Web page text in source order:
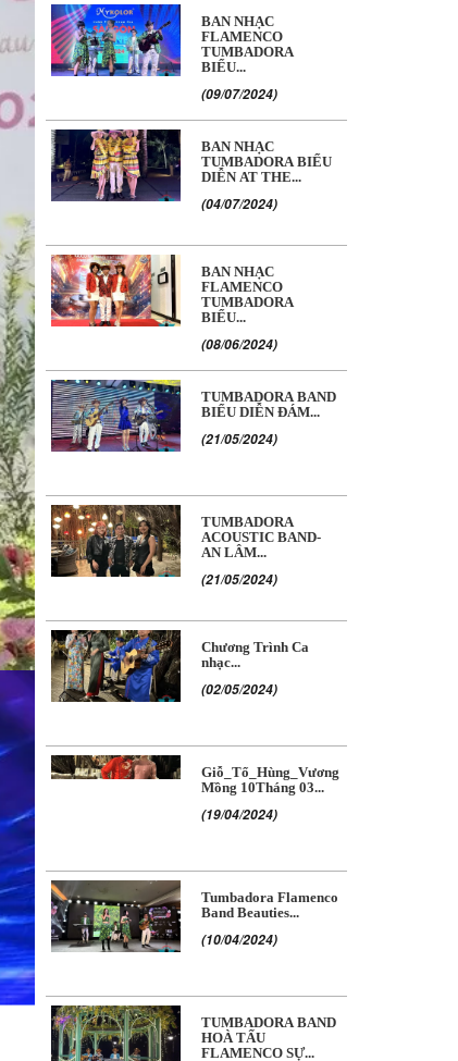
BAN NHẠC
FLAMENCO
TUMBADORA
BIỂU...
(09/07/2024)
BAN NHẠC
TUMBADORA BIỂU
DIỄN AT THE...
(04/07/2024)
BAN NHẠC
FLAMENCO
TUMBADORA
BIỂU...
(08/06/2024)
TUMBADORA BAND
BIỂU DIỄN ĐÁM...
(21/05/2024)
TUMBADORA
ACOUSTIC BAND-
AN LÂM...
(21/05/2024)
Chương Trình Ca
nhạc...
(02/05/2024)
Giỗ_Tổ_Hùng_Vương
Mồng 10Tháng 03...
(19/04/2024)
Tumbadora Flamenco
Band Beauties...
(10/04/2024)
TUMBADORA BAND
HOÀ TẤU
FLAMENCO SỰ...